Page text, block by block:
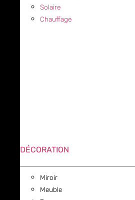
Solaire
Chauffage
DÉCORATION
Miroir
Meuble